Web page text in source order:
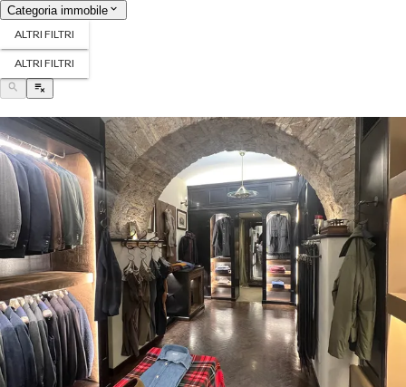
Categoria immobile
ALTRI FILTRI
ALTRI FILTRI